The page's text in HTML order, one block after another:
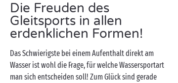
Die Freuden des
Gleitsports in allen
erdenklichen Formen!
Das Schwierigste bei einem Aufenthalt direkt am
Wasser ist wohl die Frage, für welche Wassersportart
man sich entscheiden soll! Zum Glück sind gerade